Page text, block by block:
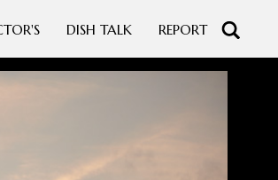
DISH TALK REPORT